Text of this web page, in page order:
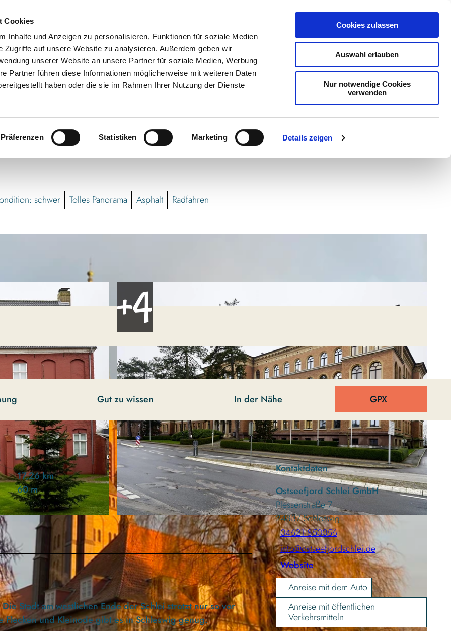
Cookies
Inhalte und Anzeigen zu personalisieren, Funktionen für soziale Medien
Zugriffe auf unsere Website zu analysieren. Außerdem geben wir
unserer Website an unsere Partner für soziale Medien, Werbung
Partner führen diese Informationen möglicherweise mit weiteren Daten
haben oder die sie im Rahmen Ihrer Nutzung der Dienste
Präferenzen Statistiken Marketing Details zeigen
Cookies zulassen
Auswahl erlauben
Nur notwendige Cookies
verwenden
schwer Tolles Panorama Asphalt Radfahren
© Ostseefjord Schlei GmbH/Stefan Polte | CC-BY-ND
Gut zu wissen In der Nähe GPX
17,26 km
60 m
Stadt am westlichen Ende der Schlei strotzt nur so vor
und Kleinode gibt es in Schleswig genug.
Kontaktdaten
Ostseefjord Schlei GmbH
Plessenstraße 7
24837Schleswig
04621 850056
info@ostseefjordschlei.de
Website
Anreise mit dem Auto
Anreise mit öffentlichen
Verkehrsmitteln